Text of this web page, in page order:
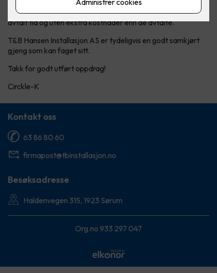
Kort sagt ble hele oppdraget utført raskt og effektivt til
avtalt tid og uten ekstra kostnader enn de avtalte.
T&B Hansen Installasjon AS er tydeligvis en godt samkjørt
gjeng som kan faget sitt.
Takk for godt utført oppdrag!
Circkle-K
Kontakt oss
63 86 80 60
firmapost@tbinstallasjon.no
Besøksadresse
Haldenvegen 315, 1923 Sørum
Org.no 933 297 047